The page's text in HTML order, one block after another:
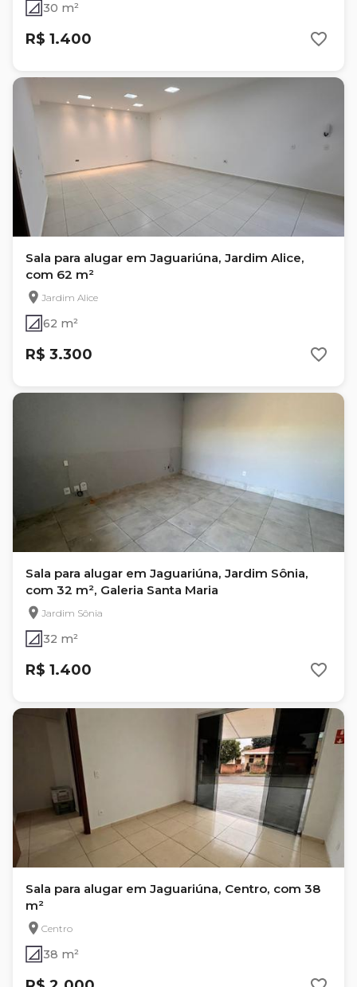
30 m²
R$ 1.400
Sala para alugar em Jaguariúna, Jardim Alice,
com 62 m²
Jardim Alice
62 m²
R$ 3.300
Sala para alugar em Jaguariúna, Jardim Sônia,
com 32 m², Galeria Santa Maria
Jardim Sônia
32 m²
R$ 1.400
Sala para alugar em Jaguariúna, Centro, com 38
m²
Centro
38 m²